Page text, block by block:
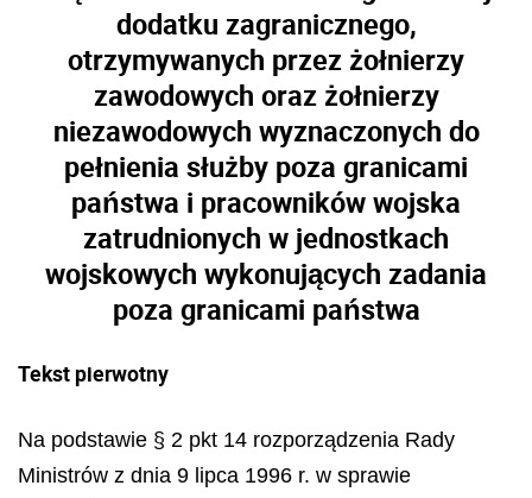
dodatku zagranicznego,
otrzymywanych przez żołnierzy
zawodowych oraz żołnierzy
niezawodowych wyznaczonych do
pełnienia służby poza granicami
państwa i pracowników wojska
zatrudnionych w jednostkach
wojskowych wykonujących zadania
poza granicami państwa
Tekst pierwotny
Na podstawie § 2 pkt 14 rozporządzenia Rady
Ministrów z dnia 9 lipca 1996 r. w sprawie